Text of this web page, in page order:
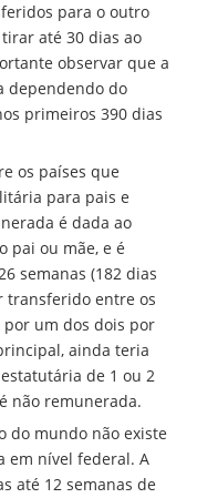
para o outro
até 30 dias ao
observar que a
dependendo do
primeiros 390 dias
os países que
para pais e
é dada ao
pai ou mãe, e é
semanas (182 dias
transferido entre os
por um dos dois por
ainda teria
de 1 ou 2
não remunerada.
do mundo não existe
em nível federal. A
até 12 semanas de